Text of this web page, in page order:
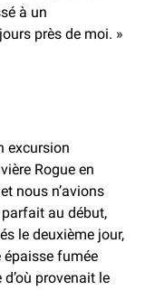
à un
près de moi. »
excursion
Rogue en
nous n’avions
au début,
le deuxième jour,
fumée
provenait le